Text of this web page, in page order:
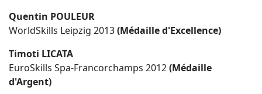
Quentin POULEUR
WorldSkills Leipzig 2013(Médaille d'Excellence)
Timoti LICATA
EuroSkills Spa-Francorchamps 2012(Médaille
d'Argent)